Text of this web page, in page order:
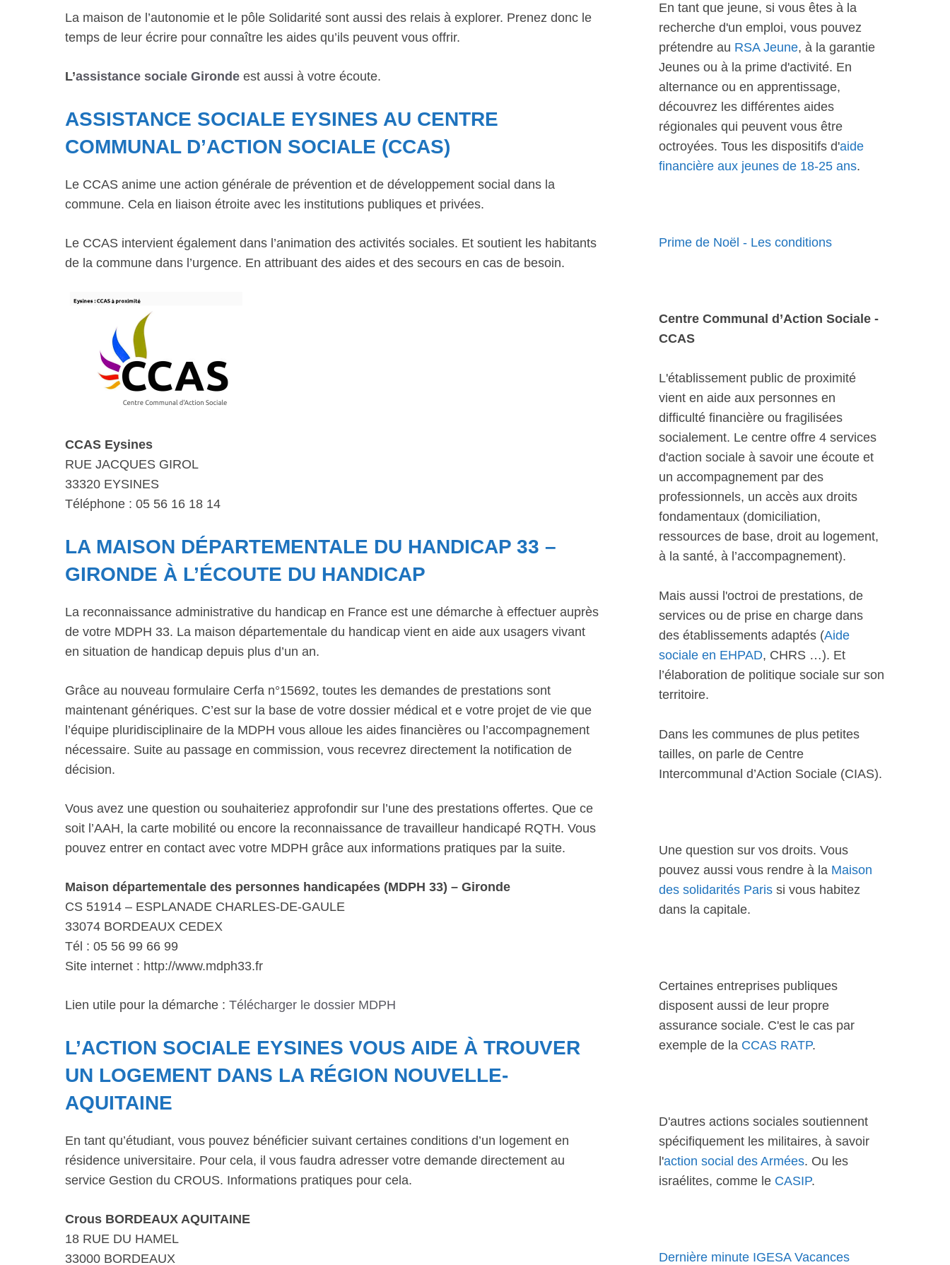
La maison de l’autonomie et le pôle Solidarité sont aussi des relais à explorer. Prenez donc le
temps de leur écrire pour connaître les aides qu’ils peuvent vous offrir.
L’assistance sociale Gironde est aussi à votre écoute.
ASSISTANCE SOCIALE EYSINES AU CENTRE
COMMUNAL D’ACTION SOCIALE (CCAS)
Le CCAS anime une action générale de prévention et de développement social dans la
commune. Cela en liaison étroite avec les institutions publiques et privées.
Le CCAS intervient également dans l’animation des activités sociales. Et soutient les habitants
de la commune dans l’urgence. En attribuant des aides et des secours en cas de besoin.
CCAS Eysines
RUE JACQUES GIROL
33320 EYSINES
Téléphone : 05 56 16 18 14
LA MAISON DÉPARTEMENTALE DU HANDICAP 33 –
GIRONDE À L’ÉCOUTE DU HANDICAP
La reconnaissance administrative du handicap en France est une démarche à effectuer auprès
de votre MDPH 33. La maison départementale du handicap vient en aide aux usagers vivant
en situation de handicap depuis plus d’un an.
Grâce au nouveau formulaire Cerfa n°15692, toutes les demandes de prestations sont
maintenant génériques. C’est sur la base de votre dossier médical et e votre projet de vie que
l’équipe pluridisciplinaire de la MDPH vous alloue les aides financières ou l’accompagnement
nécessaire. Suite au passage en commission, vous recevrez directement la notification de
décision.
Vous avez une question ou souhaiteriez approfondir sur l’une des prestations offertes. Que ce
soit l’AAH, la carte mobilité ou encore la reconnaissance de travailleur handicapé RQTH. Vous
pouvez entrer en contact avec votre MDPH grâce aux informations pratiques par la suite.
Maison départementale des personnes handicapées (MDPH 33) – Gironde
CS 51914 – ESPLANADE CHARLES-DE-GAULE
33074 BORDEAUX CEDEX
Tél : 05 56 99 66 99
Site internet : http://www.mdph33.fr
Lien utile pour la démarche : Télécharger le dossier MDPH
L’ACTION SOCIALE EYSINES VOUS AIDE À TROUVER
UN LOGEMENT DANS LA RÉGION NOUVELLE-
AQUITAINE
En tant qu’étudiant, vous pouvez bénéficier suivant certaines conditions d’un logement en
résidence universitaire. Pour cela, il vous faudra adresser votre demande directement au
service Gestion du CROUS. Informations pratiques pour cela.
Crous BORDEAUX AQUITAINE
18 RUE DU HAMEL
33000 BORDEAUX
En tant que jeune, si vous êtes à la
recherche d'un emploi, vous pouvez
prétendre au RSA Jeune, à la garantie
Jeunes ou à la prime d'activité. En
alternance ou en apprentissage,
découvrez les différentes aides
régionales qui peuvent vous être
octroyées. Tous les dispositifs d'aide
financière aux jeunes de 18-25 ans.
Prime de Noël - Les conditions
Centre Communal d’Action Sociale -
CCAS
L'établissement public de proximité
vient en aide aux personnes en
difficulté financière ou fragilisées
socialement. Le centre offre 4 services
d'action sociale à savoir une écoute et
un accompagnement par des
professionnels, un accès aux droits
fondamentaux (domiciliation,
ressources de base, droit au logement,
à la santé, à l’accompagnement).
Mais aussi l'octroi de prestations, de
services ou de prise en charge dans
des établissements adaptés (Aide
sociale en EHPAD, CHRS …). Et
l’élaboration de politique sociale sur son
territoire.
Dans les communes de plus petites
tailles, on parle de Centre
Intercommunal d’Action Sociale (CIAS).
Une question sur vos droits. Vous
pouvez aussi vous rendre à la Maison
des solidarités Paris si vous habitez
dans la capitale.
Certaines entreprises publiques
disposent aussi de leur propre
assurance sociale. C'est le cas par
exemple de la CCAS RATP.
D'autres actions sociales soutiennent
spécifiquement les militaires, à savoir
l'action social des Armées. Ou les
israélites, comme le CASIP.
Dernière minute IGESA Vacances